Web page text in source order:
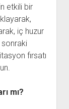
etkili bir
iç huzur
sonraki
fırsatı
mı?